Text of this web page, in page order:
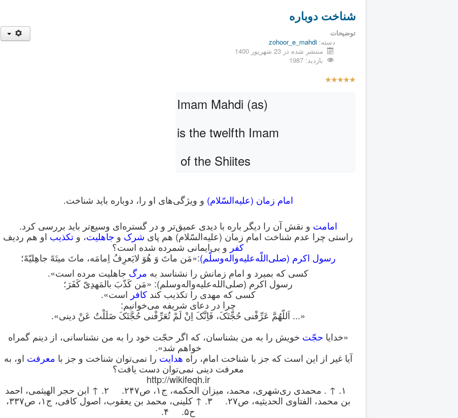
شناخت دوباره
توضیحات
دسته: zohoor_e_mahdi
منتشر شده در 23 شهریور 1400
بازدید: 1987
ا
Imam Mahdi (as)
is the twelfth Imam
of the Shiites
امام زمان (علیه‌السّلام) و ویژگی‌های او را، دوباره باید شناخت.
امامت و نقش آن را دیگر باره با دیدی عمیق‌تر و در گستره‌ای وسیع‌تر باید بررسی کرد.
راستی چرا عدم شناخت امام زمان (علیه‌السّلام) هم پای شرک و جاهلیت، و تکذیب او هم‌ ردیف
کفر و بی‌ایمانی شمرده شده است؟
رسول اکرم (صلی‌اللّه‌علیه‌و‌اله‌و‌سلّم):«مَن ماتَ وَ هُوَ لایَعرِفُ اِمامَه، ماتَ میتَهً جاهِلیّهً؛
کسی که بمیرد و امام زمانش را نشناسد به مرگ جاهلیت مرده است».
رسول اکرم (صلی‌الله‌علیه‌و‌اله‌و‌سلم): «مَن کَذّبَ بالمَهدِیّ کَفَرَ؛
کسی که مهدی را تکذیب کندکافر است».
چرا در دعای شریفه می‌خوانیم:
«... اَللّهُمَّ عَرِّفْنی حُجِّتَکَ، فَاِنَّکَ اِنْ لَمْ تُعَرِّفْنی حُجَّتَکَ ضَلَلْتُ عَنْ دینی».
«خدایا حجّت خویش را به من بشناسان، که اگر حجّت خود را به من نشناسانی، از دینم گمراه
خواهم شد».
آیا غیر از این است که جز با شناخت امام، راه هدایت را نمی‌توان شناخت و جز با معرفت او، به
معرفت دینی نمی‌توان دست یافت؟
http://wikifeqh.ir
۱. ↑ . محمدی ری‌شهری، محمد، میزان الحکمه، ج۱، ص۲۴۷. ۲. ↑ ابن حجر الهیثمی، احمد
بن محمد، الفتاوی الحدیثیه، ص۲۷. ۳. ↑ کلینی، محمد بن یعقوب، اصول کافی، ج۱، ص۳۳۷،
ح۵. ۴.